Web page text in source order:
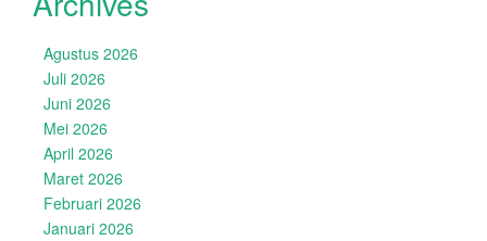
Agustus 2026
Juli 2026
Juni 2026
Mei 2026
April 2026
Maret 2026
Februari 2026
Januari 2026